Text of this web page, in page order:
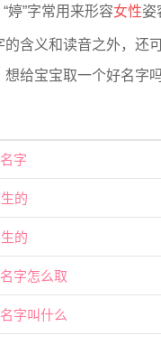
婷”字常用来形容女性姿
含义和读音之外，还
给宝宝取一个好名字
字
的
的
字怎么取
字叫什么